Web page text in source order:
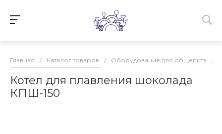
Главная / Каталог товаров / Оборудование для общепита /
Котел для плавления шоколада
КПШ-150